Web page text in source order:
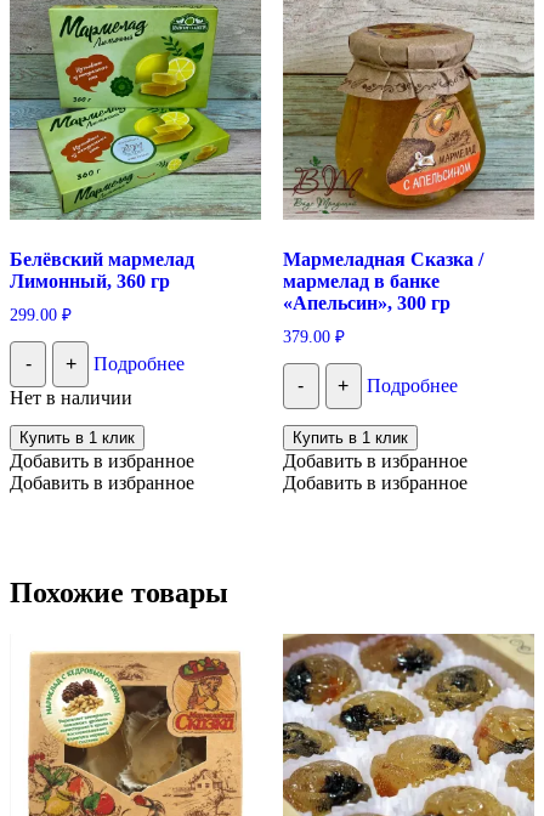
Белёвский мармелад
Лимонный, 360 гр
299.00 ₽
- +
Подробнее
Нет в наличии
Купить в 1 клик
Добавить в избранное
Добавить в избранное
Мармеладная Сказка /
мармелад в банке
«Апельсин», 300 гр
379.00 ₽
- + Подробнее
Купить в 1 клик
Добавить в избранное
Добавить в избранное
Похожие товары